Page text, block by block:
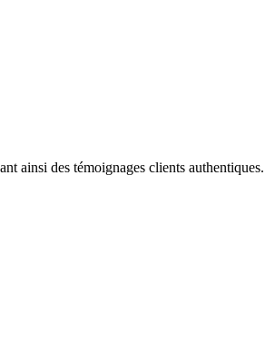
ainsi des témoignages clients authentiques.